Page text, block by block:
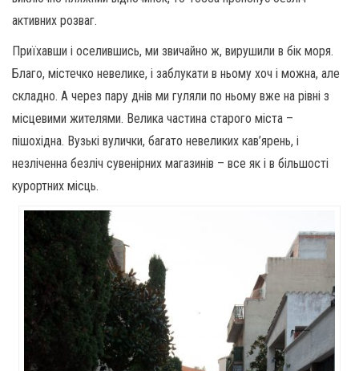
активних розваг.
Приїхавши і оселившись, ми звичайно ж, вирушили в бік моря.
Благо, містечко невелике, і заблукати в ньому хоч і можна, але
складно. А через пару днів ми гуляли по ньому вже на рівні з
місцевими жителями. Велика частина старого міста –
пішохідна. Вузькі вулички, багато невеликих кав’ярень, і
незліченна безліч сувенірних магазинів – все як і в більшості
курортних місць.